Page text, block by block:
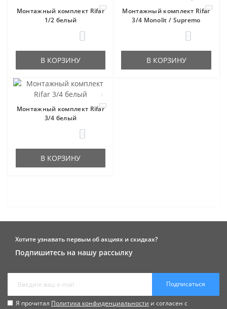
Монтажный комплект Rifar
1/2 белый
В КОРЗИНУ
Монтажный комплект Rifar
3/4 Monolit / Supremo
В КОРЗИНУ
Монтажный комплект Rifar
3/4 белый
В КОРЗИНУ
Хотите узнавать первым об акциях и скидках?
Подпишитесь на нашу рассылку
Подписаться
Я прочитал Политика конфиденциальности и согласен с